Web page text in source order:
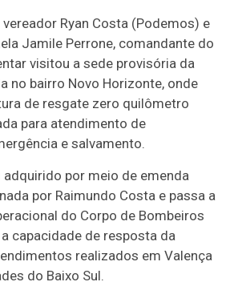
Ryan Costa (Podemos) e
Jamile Perrone, comandante do
visitou a sede provisória da
no bairro Novo Horizonte, onde
de resgate zero quilômetro
para atendimento de
e salvamento.
por meio de emenda
por Raimundo Costa e passa a
do Corpo de Bombeiros
capacidade de resposta da
realizados em Valença
do Baixo Sul.